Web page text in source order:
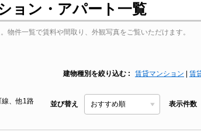
ョン・アパート一覧
物件一覧で賃料や間取り、外観写真をご覧いただけます。
建物種別を絞り込む 賃貸マンション 賃
線、他1路
並び替え 表示件数